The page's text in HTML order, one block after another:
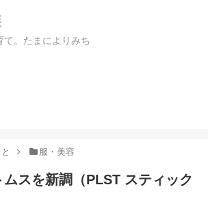
。たまによりみち
服・美容
スを新調（PLST スティック